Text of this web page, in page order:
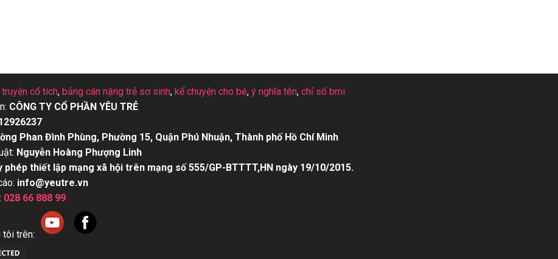
truyện cổ tích, bảng cân nặng trẻ sơ sinh, kể chuyện cho bé, ý nghĩa tên, chỉ số bmi
CÔNG TY CỔ PHẦN YÊU TRẺ
Phan Đình Phùng, Phường 15, Quận Phú Nhuận, Thành phố Hồ Chí Minh
Nguyễn Hoàng Phượng Linh
phép thiết lập mạng xã hội trên mạng số 555/GP-BTTTT,HN ngày 19/10/2015.
info@yeutre.vn
028 66 888 99
tôi trên: